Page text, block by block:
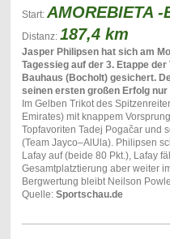
Start: AMOREBIETA -
Distanz: 187,4 km
Jasper Philipsen hat sich am
Tagessieg auf der 3. Etappe
Bauhaus (Bocholt) gesichert.
seinen ersten großen Erfolg
Im Gelben Trikot des
Emirates) mit knappem
Topfavoriten Tadej Pogačar und
(Team Jayco–AlUla). Philipsen
Lafay auf (beide 80 Pkt.), Lafay
Gesamtplatztierung aber weiter
Bergwertung bleibt Neilson
Quelle: Sportschau.de